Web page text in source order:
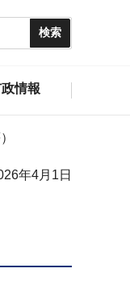
情報
年4月1日